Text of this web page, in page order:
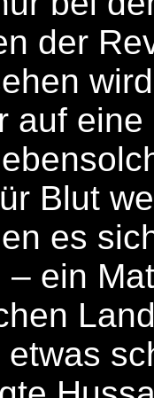
der
auf
Blut
es
– ein
etwas